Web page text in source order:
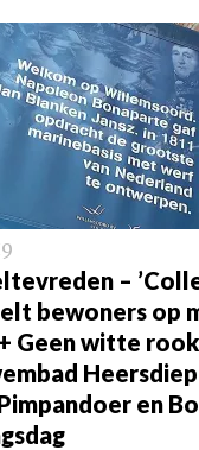
–
bewoners op
Geen witte
en